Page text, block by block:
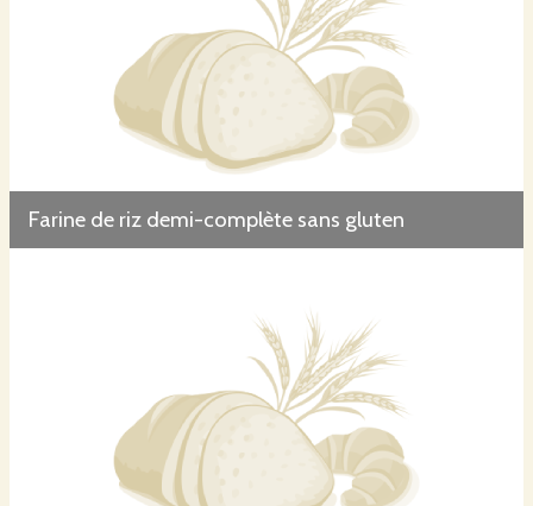
Farine de riz demi-complète sans gluten